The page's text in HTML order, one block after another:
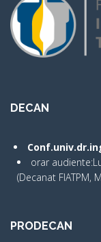
DECAN
orar
(Decanat FIATPM,
PRODECAN